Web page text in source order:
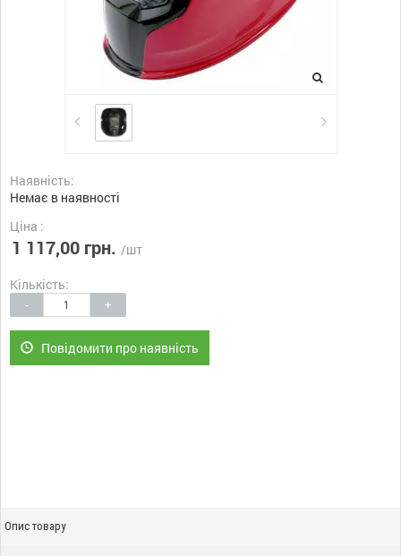
Наявність:
Немає в наявності
Ціна :
1 117,00 грн. /шт
Кількість:
- +
Повідомити про наявність
Опис товару